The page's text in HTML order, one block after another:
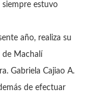
estuvo
año, realiza su
de Machalí
Gabriela Cajiao A.
de efectuar